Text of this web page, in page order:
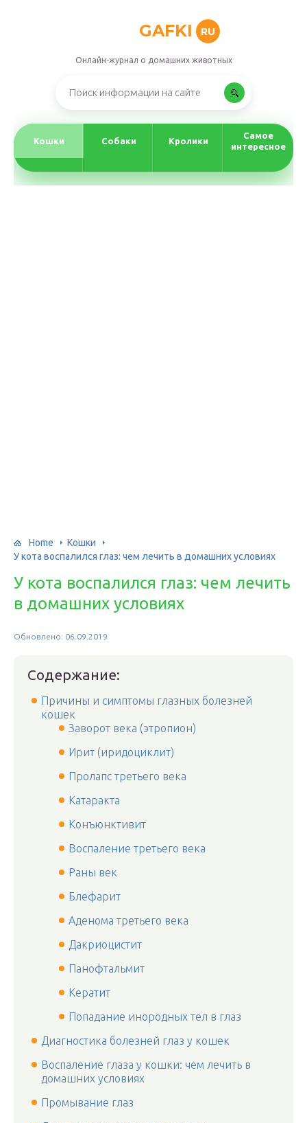
GAFKI RU
Онлайн-журнал о домашних животных
Кошки Собаки Кролики
Самое
интересное
Home
Кошки
У кота воспалился глаз: чем лечить в домашних условиях
У кота воспалился глаз: чем лечить
в домашних условиях
Обновлено: 06.09.2019
Содержание:
Причины и симптомы глазных болезней
кошек
Заворот века (этропион)
Ирит (иридоциклит)
Пролапс третьего века
Катаракта
Конъюнктивит
Воспаление третьего века
Раны век
Блефарит
Аденома третьего века
Дакриоцистит
Панофтальмит
Кератит
Попадание инородных тел в глаз
Диагностика болезней глаз у кошек
Воспаление глаза у кошки: чем лечить в
домашних условиях
Промывание глаз